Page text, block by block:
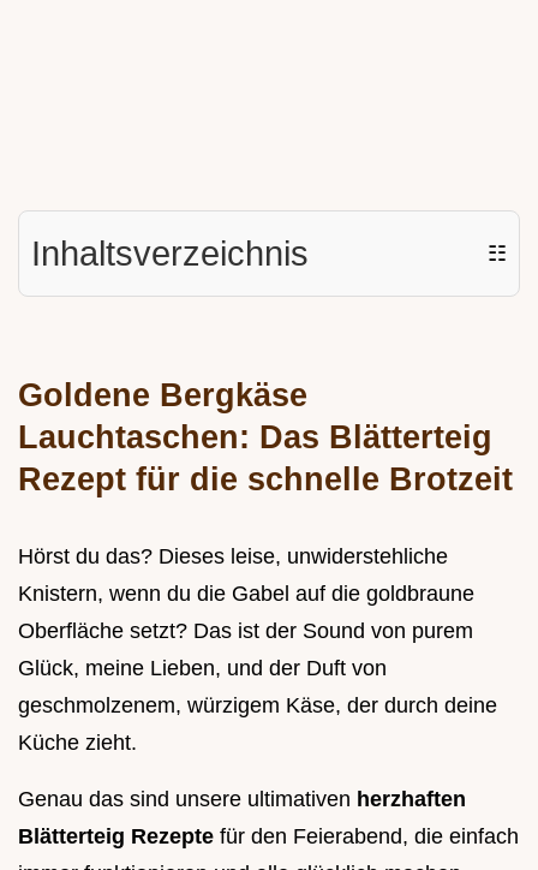
Inhaltsverzeichnis ☷
Goldene Bergkäse
Lauchtaschen: Das Blätterteig
Rezept für die schnelle Brotzeit
Hörst du das? Dieses leise, unwiderstehliche
Knistern, wenn du die Gabel auf die goldbraune
Oberfläche setzt? Das ist der Sound von purem
Glück, meine Lieben, und der Duft von
geschmolzenem, würzigem Käse, der durch deine
Küche zieht.
Genau das sind unsere ultimativen herzhaften
Blätterteig Rezepte für den Feierabend, die einfach